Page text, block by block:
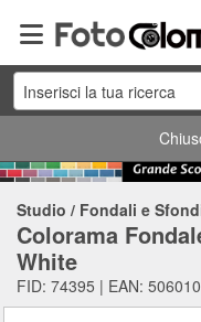
Inserisci la tua ricerca
Studio / Fondali e
Colorama
White
FID: 74395 | EAN: